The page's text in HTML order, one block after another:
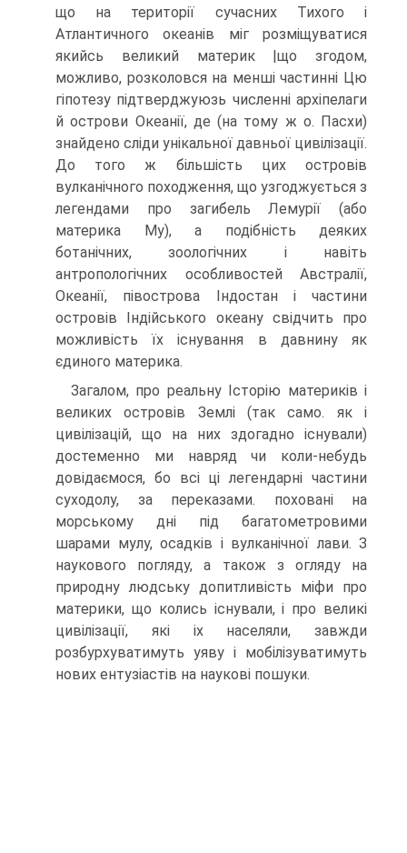
що на території сучасних Ти­хого і
Атлантичного океанів міг розміщуватися
якийсь великий материк |що згодом,
можливо, розколовся на менші частинні Цю
гіпотезу підтверджуюзь численні архіпелаги
й острови Океанії, де (на тому ж о. Пасхи)
знайдено сліди унікальної давньої цивілізації.
До того ж більшість цих островів
вулканічного походження, що узгоджується з
легендами про загибель Лемурії (або
матери­ка Му), а подібність деяких
ботанічних, зоологічних і навіть
антропологічних особливостей Австралії,
Океанії, півострова Індостан і частини
островів Індій­ського океану свідчить про
можливість їх існування в давнину як
єдиного материка.
Загалом, про реальну Історію материків і
великих островів Землі (так са­мо. як і
цивілізацій, що на них здогадно існували)
достеменно ми навряд чи коли-небудь
довідаємося, бо всі ці легендарні частини
суходолу, за перека­зами. поховані на
морському дні під багатометровими
шарами мулу, осадків і вулканічної лави. З
наукового погляду, а також з огляду на
природну людську допитливість міфи про
материки, що колись існували, і про великі
цивілізації, які іх населяли, завжди
розбурхуватимуть уяву і мобілізуватимуть
нових ентузі­астів на наукові пошуки.